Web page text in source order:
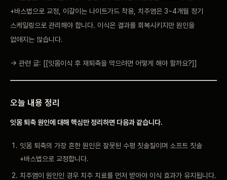
+바스법으로 교정, 이갈이는 나이트가드 착용, 치주염은 3~4개월 정기
스케일링으로 관리해야 합니다. 이식은 결과를 회복시키지만 원인을
없애지는 않습니다.
→ 관련 글: [[잇몸이식 후 재퇴축을 막으려면 어떻게 해야 할까요?]]
오늘 내용 정리
잇몸 퇴축 원인에 대해 핵심만 정리하면 다음과 같습니다.
잇몸 퇴축의 가장 흔한 원인은 잘못된 수평 칫솔질이며 소프트 칫솔
+바스법으로 교정합니다.
치주염이 원인인 경우 치주 치료를 먼저 받아야 이식 효과가 유지됩니다.